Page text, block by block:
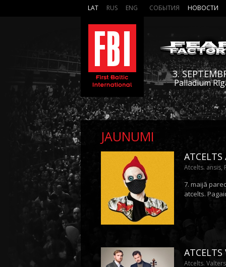
LAT RUS ENG СОБЫТИЯ НОВОСТИ
3.
Palladium
JAUNUMI
ATCELTS
Atcelts. ansis,
7. maijā
atcelts.
ATCELTS
Atcelts.